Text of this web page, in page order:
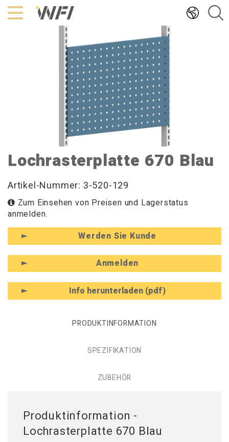
Hoppa
till
Lochrasterplatte 670 Blau
Artikel-Nummer: 3-520-129
Zum Einsehen von Preisen und Lagerstatus
anmelden.
Werden Sie Kunde
Anmelden
Info herunterladen (pdf)
PRODUKTINFORMATION
SPEZIFIKATION
ZUBEHÖR
Produktinformation -
Lochrasterplatte 670 Blau